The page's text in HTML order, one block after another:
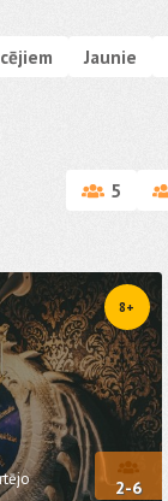
Jaunie
5
8+
2-6